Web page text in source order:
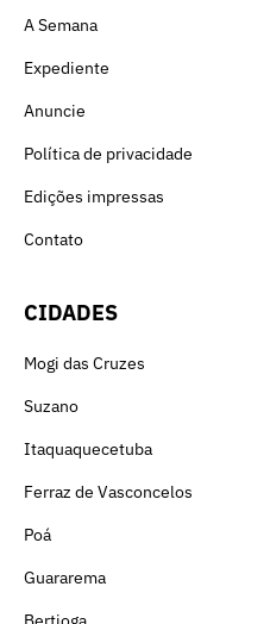
A Semana
Expediente
Anuncie
Política de privacidade
Edições impressas
Contato
CIDADES
Mogi das Cruzes
Suzano
Itaquaquecetuba
Ferraz de Vasconcelos
Poá
Guararema